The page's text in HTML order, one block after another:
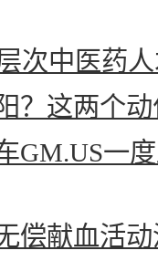
次中医药
？这两个
GM.US一
偿献血活